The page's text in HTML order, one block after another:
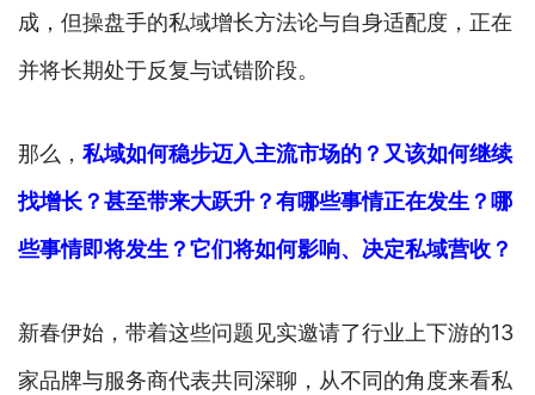
成，但操盘手的私域增长方法论与自身适配度，正在
并将长期处于反复与试错阶段。
那么， 私域如何稳步迈入主流市场的？又该如何继续
找增长？甚至带来大跃升？有哪些事情正在发生？哪
些事情即将发生？它们将如何影响、决定私域营收？
新春伊始，带着这些问题见实邀请了行业上下游的13
家品牌与服务商代表共同深聊，从不同的角度来看私